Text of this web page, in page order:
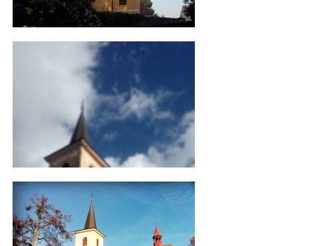
IMG_20160528_072558